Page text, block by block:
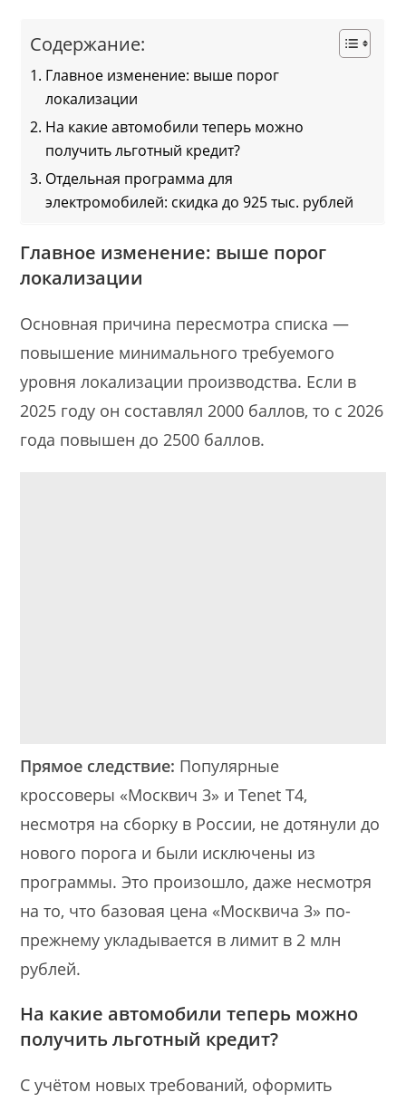
Содержание:
Главное изменение: выше порог
локализации
На какие автомобили теперь можно
получить льготный кредит?
Отдельная программа для
электромобилей: скидка до 925 тыс. рублей
Главное изменение: выше порог
локализации
Основная причина пересмотра списка —
повышение минимального требуемого
уровня локализации производства. Если в
2025 году он составлял 2000 баллов, то с 2026
года повышен до 2500 баллов.
Прямое следствие: Популярные
кроссоверы «Москвич 3» и Tenet T4,
несмотря на сборку в России, не дотянули до
нового порога и были исключены из
программы. Это произошло, даже несмотря
на то, что базовая цена «Москвича 3» по-
прежнему укладывается в лимит в 2 млн
рублей.
На какие автомобили теперь можно
получить льготный кредит?
С учётом новых требований, оформить